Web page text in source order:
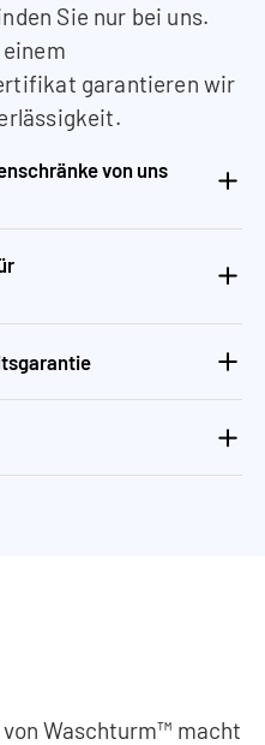
Sie nur bei uns.
garantieren wir
von uns
Waschturm™ macht